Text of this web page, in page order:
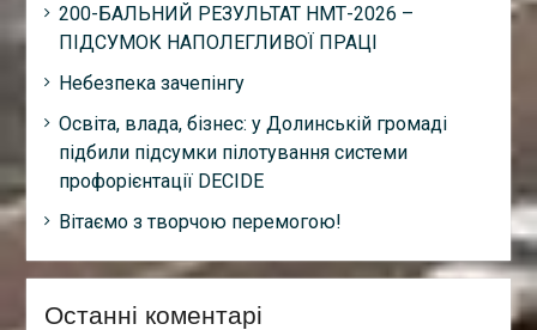
200-БАЛЬНИЙ РЕЗУЛЬТАТ НМТ-2026 –
ПІДСУМОК НАПОЛЕГЛИВОЇ ПРАЦІ
Небезпека зачепінгу
Освіта, влада, бізнес: у Долинській громаді
підбили підсумки пілотування системи
профорієнтації DECIDE
Вітаємо з творчою перемогою!
Останні коментарі